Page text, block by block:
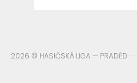
2026 © HASIČSKÁ LIGA — PRADĚD · · ·